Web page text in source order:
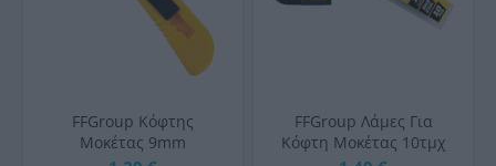
FFGroup Κόφτης
Μοκέτας 9mm
FFGroup Λάμες Για
Κόφτη Μοκέτας 10τμχ